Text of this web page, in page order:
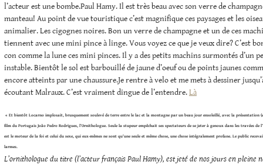
l’acteur est une bombe.Paul Hamy. Il est très beau avec son verre de
manteau! Au point de vue touristique c’est magnifique ces paysages et les
animalier. Les cigognes noires. Bon un verre de champagne et un de ces
tiennent avec une mini pince à linge. Vous voyez ce que je veux dire? C’est
con comme la lune ces mini pinces. Il y a des petits machins surmontés d’un
instable. Bientôt le sol est barbouillé de jaune d’oeuf ou de points jaunes
encore atteints par une chaussure.Je rentre à velo et me mets à dessiner
écoutant Malraux. C’est vraiment dingue de l’entendre.Là
« Et bientôt Locarno implosait, brusquement soulevé de terre entre le lac et la montagne par un beau jour ensoleillé, avec la présentation
film du Portugais João Pedro Rodrigues, l’Ornithologue. Seule la stupeur empêchait ses spectateurs de se jeter à genoux dans les travées
est le moteur de la foi et celui du sexe, qui eux-mêmes ne sont qu’une seule et même chose, une chose intégralement profane. Le public
larmes.
L’ornithologue du titre (l’acteur français Paul Hamy), est jeté de nos jours en pleine